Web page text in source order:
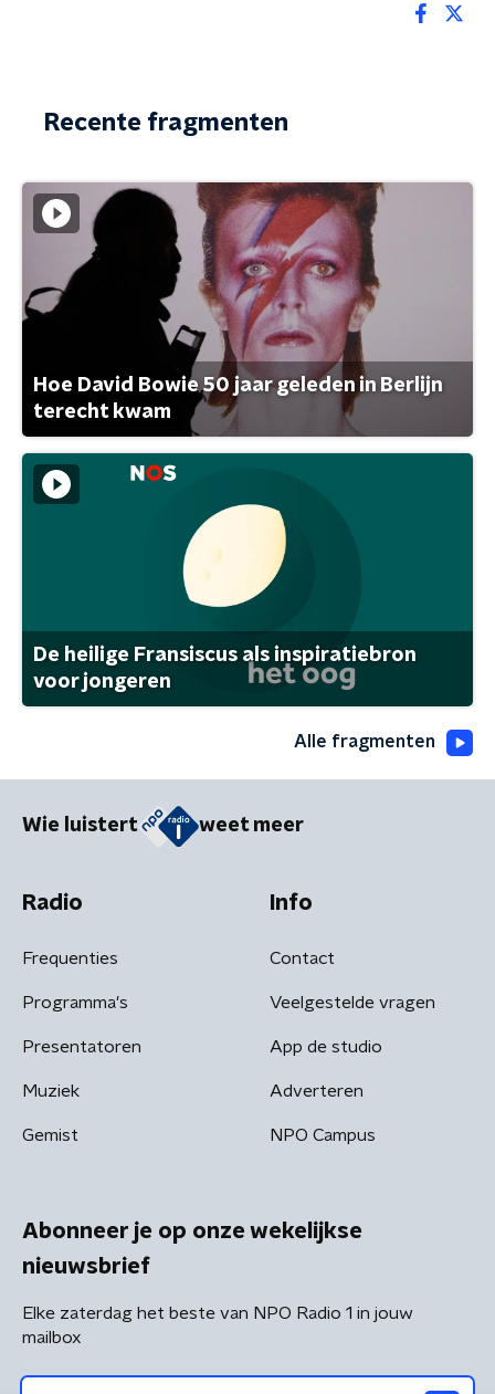
Recente fragmenten
Hoe David Bowie 50 jaar geleden in Berlijn
terecht kwam
De heilige Fransiscus als inspiratiebron
voor jongeren
Alle fragmenten
Wie luistert weet meer
Radio
Frequenties
Programma's
Presentatoren
Muziek
Gemist
Info
Contact
Veelgestelde vragen
App de studio
Adverteren
NPO Campus
Abonneer je op onze wekelijkse
nieuwsbrief
Elke zaterdag het beste van NPO Radio 1 in jouw
mailbox